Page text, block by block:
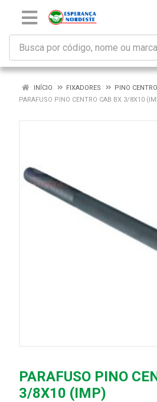
INÍCIO FIXADORES
PINO CENTRO
PARAFUSO PINO CENTRO CAB BX 3/8X10
PARAFUSO PINO
3/8X10 (IMP)